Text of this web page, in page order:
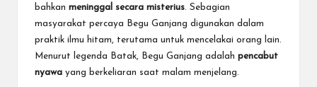
bahkan meninggal secara misterius. Sebagian
masyarakat percaya Begu Ganjang digunakan dalam
praktik ilmu hitam, terutama untuk mencelakai orang lain.
Menurut legenda Batak, Begu Ganjang adalah pencabut
nyawa yang berkeliaran saat malam menjelang.